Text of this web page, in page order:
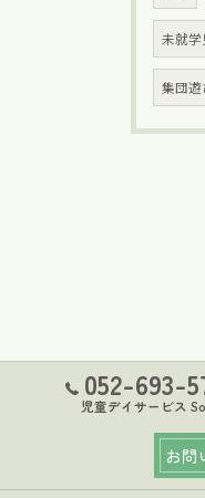
未就学
集団遊
052-693-
児童デイサービス
お問